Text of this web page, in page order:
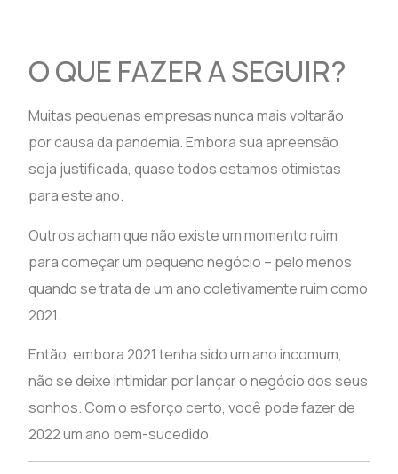
O QUE FAZER A SEGUIR?
Muitas pequenas empresas nunca mais voltarão
por causa da pandemia. Embora sua apreensão
seja justificada, quase todos estamos otimistas
para este ano.
Outros acham que não existe um momento ruim
para começar um pequeno negócio – pelo menos
quando se trata de um ano coletivamente ruim como
2021.
Então, embora 2021 tenha sido um ano incomum,
não se deixe intimidar por lançar o negócio dos seus
sonhos. Com o esforço certo, você pode fazer de
2022 um ano bem-sucedido.